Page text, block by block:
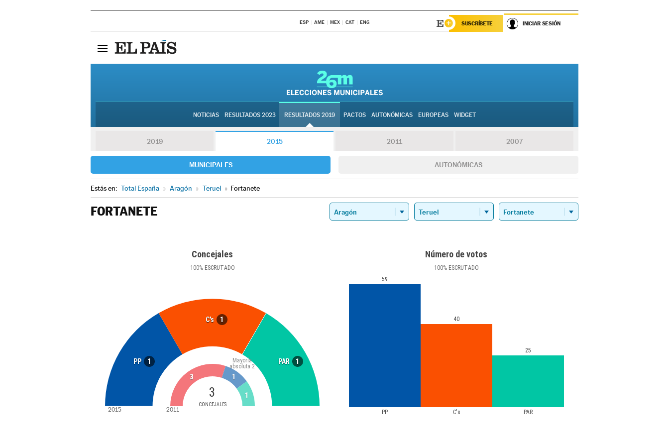
ESP AME MEX CAT ENG SUSCRÍBETE INICIAR SESIÓN
NOTICIAS RESULTADOS 2023 RESULTADOS 2019 PACTOS AUTONÓMICAS EUROPEAS WIDGET
2019 2015 2011 2007
MUNICIPALES AUTONÓMICAS
Estás en: Total España » Aragón » Teruel » Fortanete
FORTANETE
Concejales
100%ESCRUTADO
PP 1
C's 1
PAR 1
3
CONCEJALES
Mayoría
absoluta 2
3 1
1
2015 2011
Número de votos
100%ESCRUTADO
PP C's PAR
59
40
25